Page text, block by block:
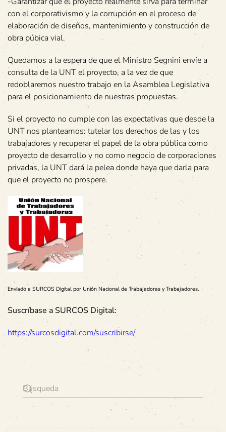
con el corporativismo y la corrupción en el proceso de
elaboración de diseños, mantenimiento y construcción de
obra púbica vial.
Quedamos a la espera de que el Ministro Segnini envíe a
consulta de la UNT el proyecto, a la vez de que
redoblaremos nuestro trabajo en la Asamblea Legislativa
para el posicionamiento de nuestras propuestas.
Si el proyecto no cumple con las expectativas que desde la
UNT nos planteamos: tutelar los derechos de las y los
trabajadores y recuperar el papel de la obra pública como
proyecto de desarrollo y no como negocio de corporaciones
privadas, la UNT dará la pelea donde haya que darla para
que el proyecto no prospere.
Enviado a SURCOS Digital por Unión Nacional de Trabajadoras y Trabajadores.
Suscríbase a SURCOS Digital:
https://surcosdigital.com/suscribirse/